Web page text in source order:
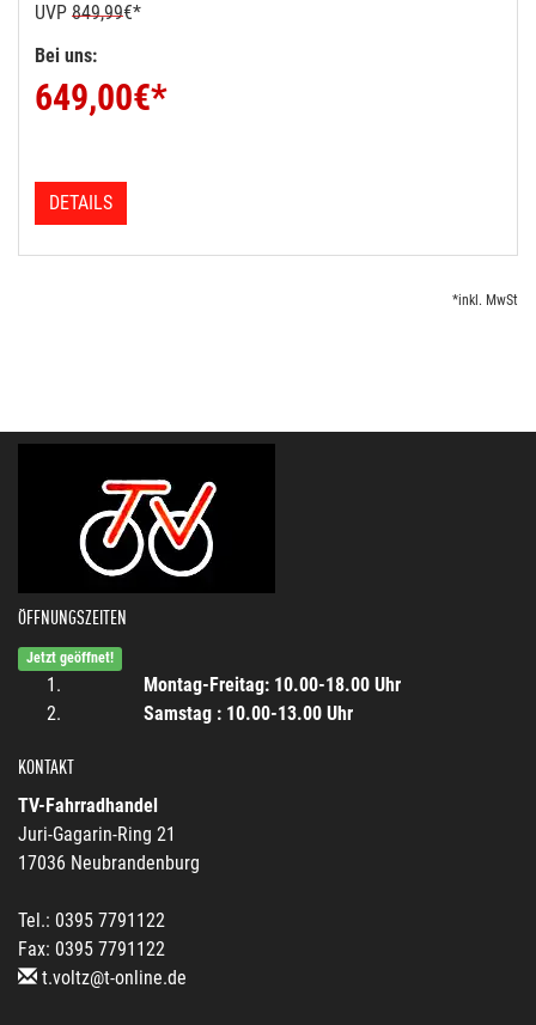
UVP 849,99€*
Bei uns:
649,00€*
DETAILS
*inkl. MwSt
ÖFFNUNGSZEITEN
Jetzt geöffnet!
Montag-Freitag: 10.00-18.00 Uhr
Samstag : 10.00-13.00 Uhr
KONTAKT
TV-Fahrradhandel
Juri-Gagarin-Ring 21
17036 Neubrandenburg
Tel.: 0395 7791122
Fax: 0395 7791122
t.voltz@t-online.de